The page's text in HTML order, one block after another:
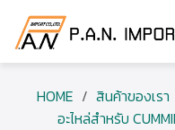
HOME / สินค้าของเรา
อะไหล่สำหรับ